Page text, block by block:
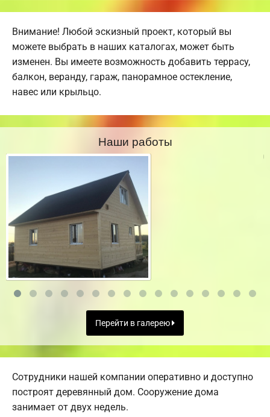
Внимание! Любой эскизный проект, который вы
можете выбрать в наших каталогах, может быть
изменен. Вы имеете возможность добавить террасу,
балкон, веранду, гараж, панорамное остекление,
навес или крыльцо.
Наши работы
Перейти в галерею
Сотрудники нашей компании оперативно и доступно
построят деревянный дом. Сооружение дома
занимает от двух недель.